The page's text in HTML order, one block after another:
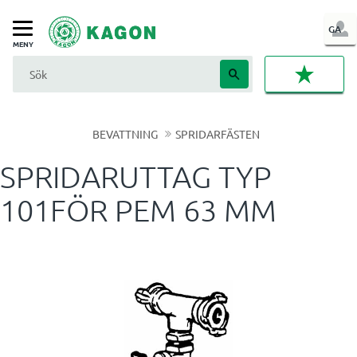
Meny
GA
IN
BEVATTNING SPRIDARFÄSTEN
SPRIDARUTTAG TYP
101FÖR PEM 63 MM